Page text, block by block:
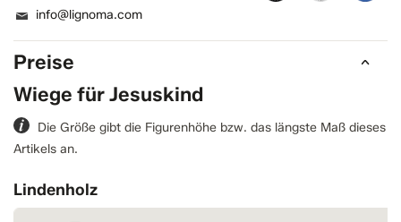
Preise
Wiege für Jesuskind
Die Größe gibt die Figurenhöhe bzw. das längste Maß dieses
Artikels an.
Lindenholz
info@lignoma.com